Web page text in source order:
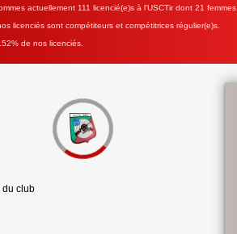
actuellement 111 licencié(e)s à l'USCTir dont 21 femmes.
licenciés sont compétiteurs et compétitrices régulier(e)s.
de nos licenciés.